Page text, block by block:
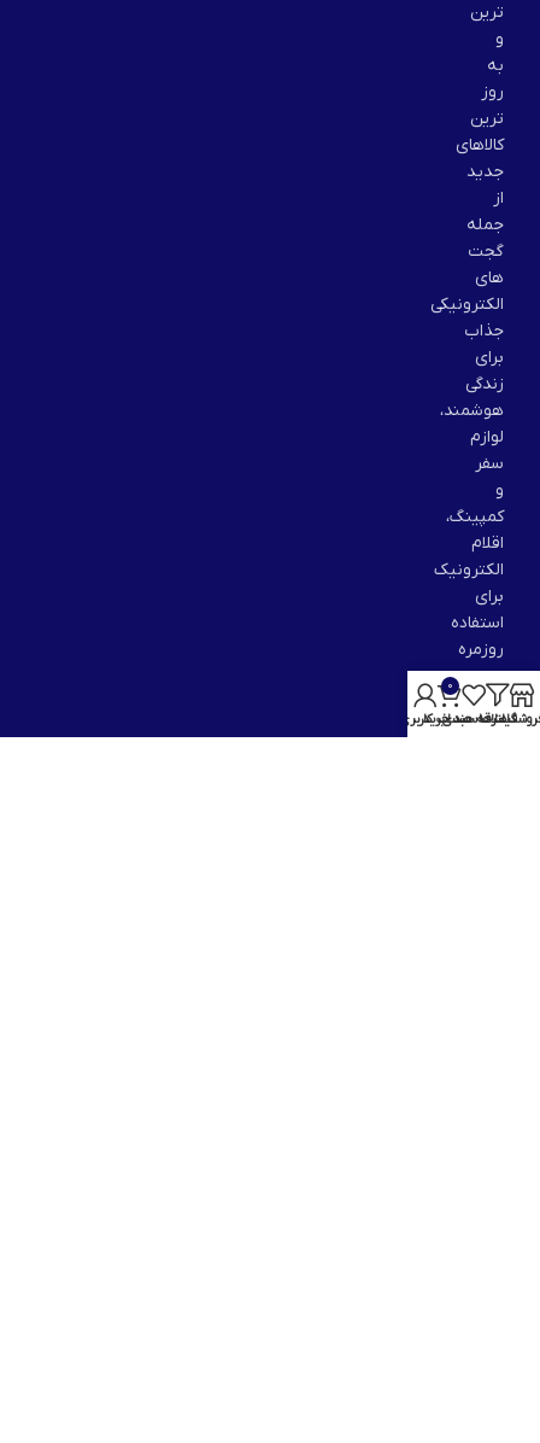
ترین
و
به
روز
ترین
کالاهای
جدید
از
جمله
گجت
های
الکترونیکی
جذاب
برای
زندگی
هوشمند،
لوازم
سفر
و
کمپینگ،
اقلام
الکترونیک
برای
استفاده
روزمره
و…
را
در
فیلترها
علاقه مندی
0
سبد خرید
حساب کاربری من